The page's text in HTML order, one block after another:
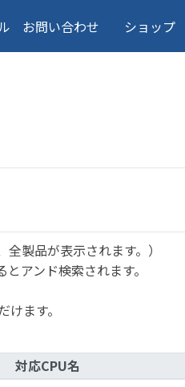
お問い合わせ ショップ
全製品が表示されます。）
アンド検索されます。
ます。
対応CPU名